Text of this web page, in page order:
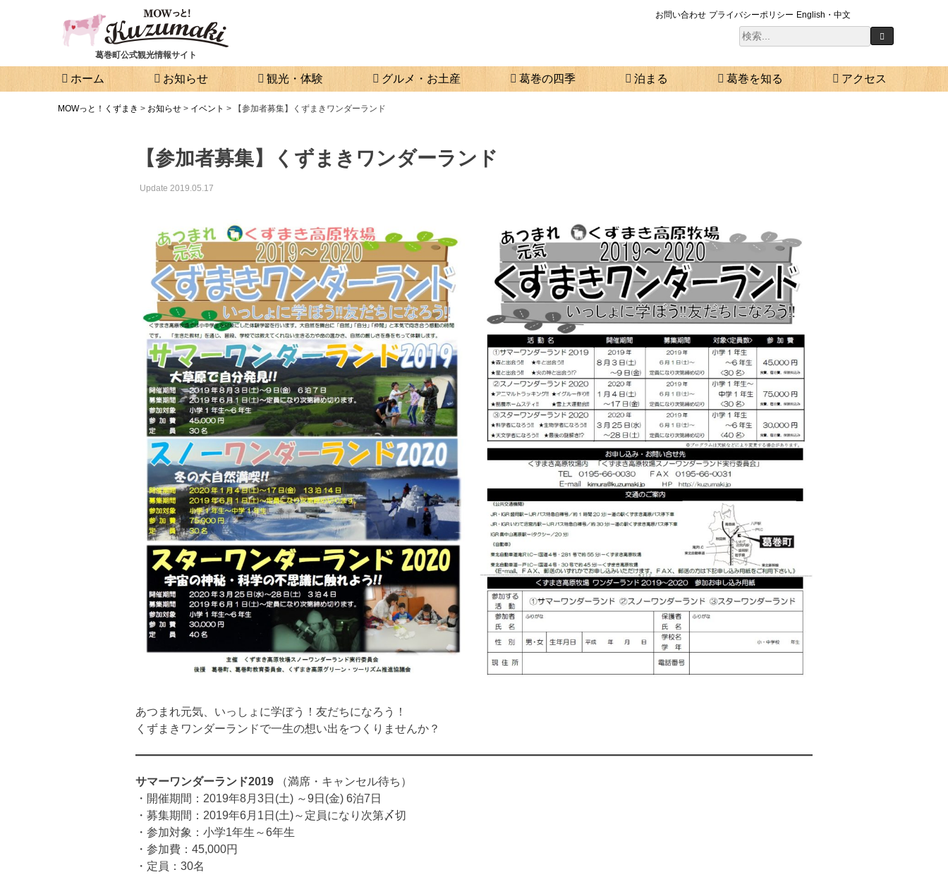
葛巻町公式観光情報サイト
お問い合わせ プライバシーポリシー English・中文
ホーム お知らせ 観光・体験 グルメ・お土産 葛巻の四季 泊まる 葛巻を知る アクセス
MOWっと！くずまき > お知らせ > イベント > 【参加者募集】くずまきワンダーランド
【参加者募集】くずまきワンダーランド
Update 2019.05.17
あつまれ元気、いっしょに学ぼう！友だちになろう！
くずまきワンダーランドで一生の想い出をつくりませんか？
サマーワンダーランド2019
（満席・キャンセル待ち）
・開催期間：2019年8月3日(土) ～9日(金) 6泊7日
・募集期間：2019年6月1日(土)～定員になり次第〆切
・参加対象：小学1年生～6年生
・参加費：45,000円
・定員：30名